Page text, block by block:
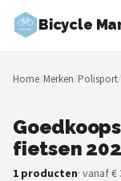
Bicycle
Zoeken
NAVIGATIE
Merken
Home/Merken/Polisport/
fietsen
1 producten· vanaf